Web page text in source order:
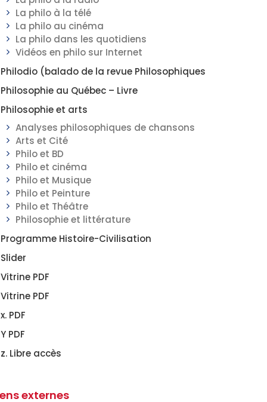
La philo à la télé
La philo au cinéma
La philo dans les quotidiens
Vidéos en philo sur Internet
Philodio (balado de la revue Philosophiques
Philosophie au Québec – Livre
Philosophie et arts
Analyses philosophiques de chansons
Arts et Cité
Philo et BD
Philo et cinéma
Philo et Musique
Philo et Peinture
Philo et Théâtre
Philosophie et littérature
Programme Histoire-Civilisation
Slider
Vitrine PDF
Vitrine PDF
x. PDF
Y PDF
z. Libre accès
externes